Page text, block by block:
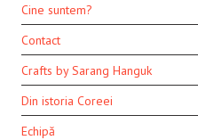
Cine suntem?
Contact
Crafts by Sarang Hanguk
Din istoria Coreei
Echipă